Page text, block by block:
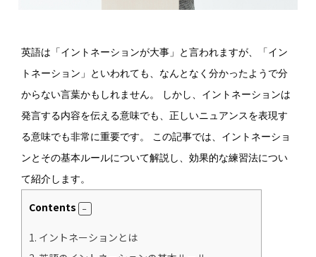
英語は「イントネーションが大事」と言われますが、「イン
トネーション」といわれても、なんとなく分かったようで分
からない言葉かもしれません。 しかし、イントネーションは
発言する内容を伝える意味でも、正しいニュアンスを表現す
る意味でも非常に重要です。 この記事では、イントネーショ
ンとその基本ルールについて解説し、効果的な練習法につい
て紹介します。
Contents
1. イントネーションとは